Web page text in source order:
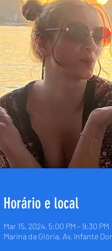
Horário e local
Mar 15, 2024, 5:00 PM – 9:30 PM
Marina da Glória, Av. Infante